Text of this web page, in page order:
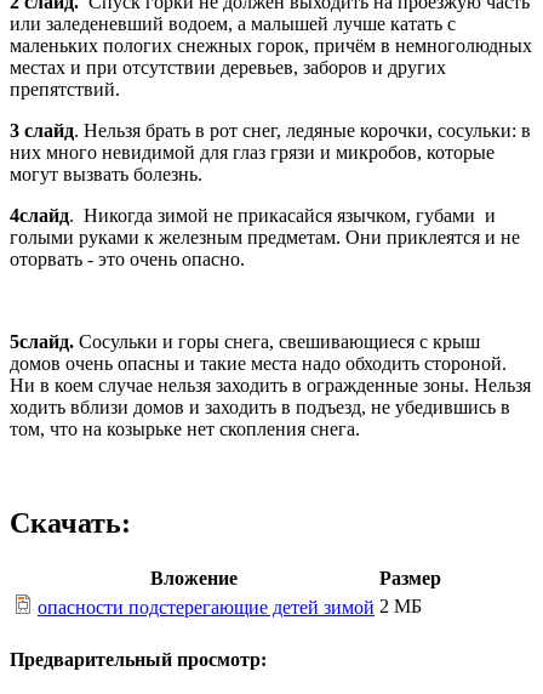
или заледеневший водоем, а малышей лучше катать с
маленьких пологих снежных горок, причём в немноголюдных
местах и при отсутствии деревьев, заборов и других
препятствий.
3 слайд. Нельзя брать в рот снег, ледяные корочки, сосульки: в
них много невидимой для глаз грязи и микробов, которые
могут вызвать болезнь.
4слайд. Никогда зимой не прикасайся язычком, губами и
голыми руками к железным предметам. Они приклеятся и не
оторвать - это очень опасно.
5слайд. Сосульки и горы снега, свешивающиеся с крыш
домов очень опасны и такие места надо обходить стороной.
Ни в коем случае нельзя заходить в огражденные зоны. Нельзя
ходить вблизи домов и заходить в подъезд, не убедившись в
том, что на козырьке нет скопления снега.
Скачать:
Вложение
Размер
опасности подстерегающие детей зимой 2 МБ
Предварительный просмотр: